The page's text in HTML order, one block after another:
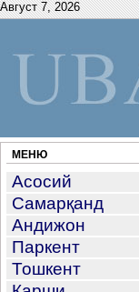
Август 7, 2026
МЕНЮ
Асосий
Самарқанд
Андижон
Паркент
Тошкент